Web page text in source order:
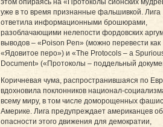
этом опираясь на «Протоколы сионских
уже в то время признанные фальшивкой. Лига
ответила информационными брошюрами,
разоблачающими нелепости фордовских
выводов – «Poison Pen» (можно перевести как
«Ядовитое перо») и «The Protocols – a
Document» («Протоколы – поддельный
Коричневая чума, распространившаяся по
вдохновила поклонников национал-
всему миру, в том числе доморощенных
Америке. Лига преду­преж­дает американцев об
опасности этого движения для демократии,